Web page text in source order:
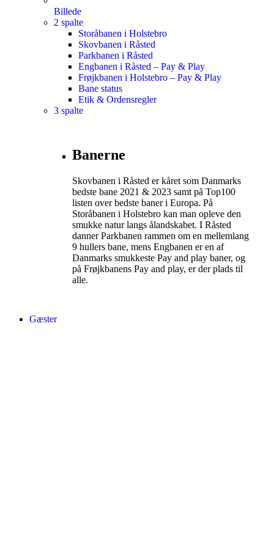
Billede
2 spalte
Storåbanen i Holstebro
Skovbanen i Råsted
Parkbanen i Råsted
Engbanen i Råsted – Pay & Play
Frøjkbanen i Holstebro – Pay & Play
Bane status
Etik & Ordensregler
3 spalte
Banerne
Skovbanen i Råsted er kåret som Danmarks
bedste bane 2021 & 2023 samt på Top100
listen over bedste baner i Europa. På
Storåbanen i Holstebro kan man opleve den
smukke natur langs ålandskabet. I Råsted
danner Parkbanen rammen om en mellemlang
9 hullers bane, mens Engbanen er en af
Danmarks smukkeste Pay and play baner, og
på Frøjkbanens Pay and play, er der plads til
alle.
Gæster